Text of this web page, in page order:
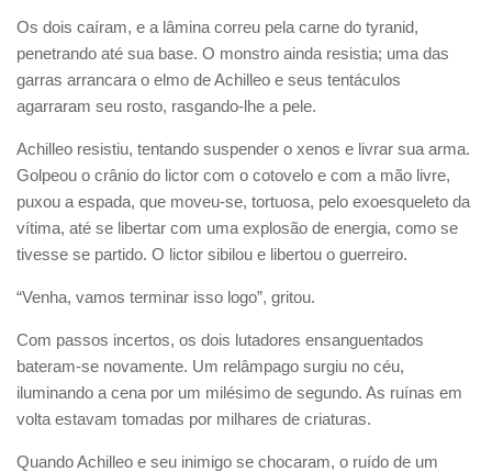
Os dois caíram, e a lâmina correu pela carne do tyranid,
penetrando até sua base. O monstro ainda resistia; uma das
garras arrancara o elmo de Achilleo e seus tentáculos
agarraram seu rosto, rasgando-lhe a pele.
Achilleo resistiu, tentando suspender o xenos e livrar sua arma.
Golpeou o crânio do lictor com o cotovelo e com a mão livre,
puxou a espada, que moveu-se, tortuosa, pelo exoesqueleto da
vítima, até se libertar com uma explosão de energia, como se
tivesse se partido. O lictor sibilou e libertou o guerreiro.
“Venha, vamos terminar isso logo”, gritou.
Com passos incertos, os dois lutadores ensanguentados
bateram-se novamente. Um relâmpago surgiu no céu,
iluminando a cena por um milésimo de segundo. As ruínas em
volta estavam tomadas por milhares de criaturas.
Quando Achilleo e seu inimigo se chocaram, o ruído de um